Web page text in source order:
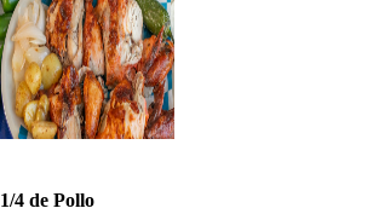
1/4 de Pollo